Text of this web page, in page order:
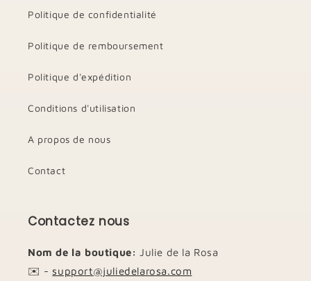
Politique de confidentialité
Politique de remboursement
Politique d'expédition
Conditions d'utilisation
A propos de nous
Contact
Contactez nous
Nom de la boutique: Julie de la Rosa
✉️ - support@juliedelarosa.com